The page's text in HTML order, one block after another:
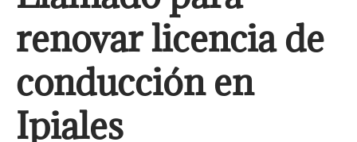
renovar licencia de
conducción en
Ipiales